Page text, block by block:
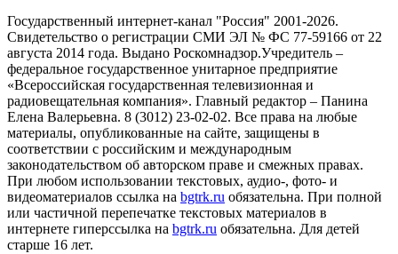
Государственный интернет-канал "Россия" 2001-2026.
Cвидетельство о регистрации СМИ ЭЛ № ФС 77-59166 от 22
августа 2014 года. Выдано Роскомнадзор.Учредитель –
федеральное государственное унитарное предприятие
«Всероссийская государственная телевизионная и
радиовещательная компания». Главный редактор – Панина
Елена Валерьевна. 8 (3012) 23-02-02. Все права на любые
материалы, опубликованные на сайте, защищены в
соответствии с российским и международным
законодательством об авторском праве и смежных правах.
При любом использовании текстовых, аудио-, фото- и
видеоматериалов ссылка на bgtrk.ru обязательна. При полной
или частичной перепечатке текстовых материалов в
интернете гиперссылка на bgtrk.ru обязательна. Для детей
старше 16 лет.